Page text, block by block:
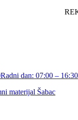
Radni dan: 07:00 –